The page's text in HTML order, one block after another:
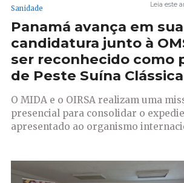
Leia este
Sanidade
Panamá avança em sua
candidatura junto à
ser reconhecido como
de Peste Suína Clássica
O MIDA e o OIRSA realizam uma
presencial para consolidar o
apresentado ao organismo